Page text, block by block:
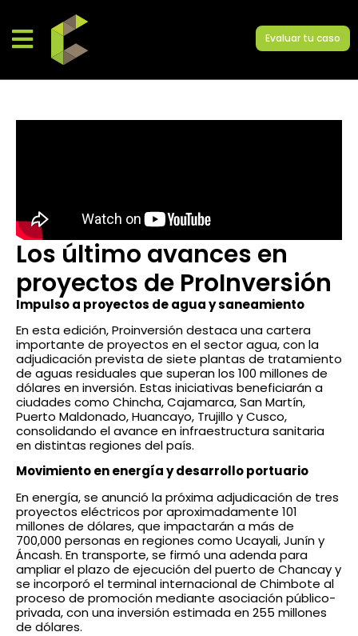
Evaluar tu caso
Los último avances en
proyectos de ProInversión
Impulso a proyectos de agua y saneamiento
En esta edición, Proinversión destaca una cartera
importante de proyectos en el sector agua, con la
adjudicación prevista de siete plantas de tratamiento
de aguas residuales que superan los 100 millones de
dólares en inversión. Estas iniciativas beneficiarán a
ciudades como Chincha, Cajamarca, San Martín,
Puerto Maldonado, Huancayo, Trujillo y Cusco,
consolidando el avance en infraestructura sanitaria
en distintas regiones del país.
Movimiento en energía y desarrollo portuario
En energía, se anunció la próxima adjudicación de tres
proyectos eléctricos por aproximadamente 101
millones de dólares, que impactarán a más de
700,000 personas en regiones como Ucayali, Junín y
Áncash. En transporte, se firmó una adenda para
ampliar el plazo de ejecución del puerto de Chancay y
se incorporó el terminal internacional de Chimbote al
proceso de promoción mediante asociación público-
privada, con una inversión estimada en 255 millones
de dólares.